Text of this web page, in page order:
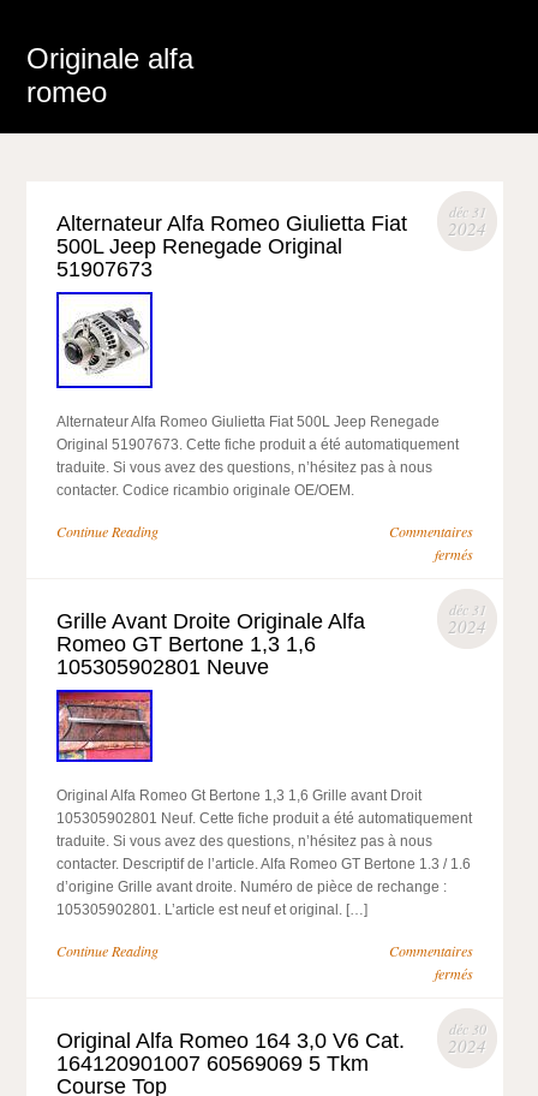
Originale alfa
romeo
déc 31
2024
Alternateur Alfa Romeo Giulietta Fiat
500L Jeep Renegade Original
51907673
Alternateur Alfa Romeo Giulietta Fiat 500L Jeep Renegade
Original 51907673. Cette fiche produit a été automatiquement
traduite. Si vous avez des questions, n’hésitez pas à nous
contacter. Codice ricambio originale OE/OEM.
Continue Reading
Commentaires
fermés
déc 31
2024
Grille Avant Droite Originale Alfa
Romeo GT Bertone 1,3 1,6
105305902801 Neuve
Original Alfa Romeo Gt Bertone 1,3 1,6 Grille avant Droit
105305902801 Neuf. Cette fiche produit a été automatiquement
traduite. Si vous avez des questions, n’hésitez pas à nous
contacter. Descriptif de l’article. Alfa Romeo GT Bertone 1.3 / 1.6
d’origine Grille avant droite. Numéro de pièce de rechange :
105305902801. L’article est neuf et original. […]
Continue Reading
Commentaires
fermés
déc 30
2024
Original Alfa Romeo 164 3,0 V6 Cat.
164120901007 60569069 5 Tkm
Course Top